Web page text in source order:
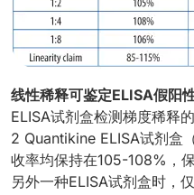
线性稀释可鉴定ELISA假阳性
ELISA试剂盒检测梯度稀释
2 Quantikine ELISA试剂盒
收率均保持在105-108%，
另外一种ELISA试剂盒时，